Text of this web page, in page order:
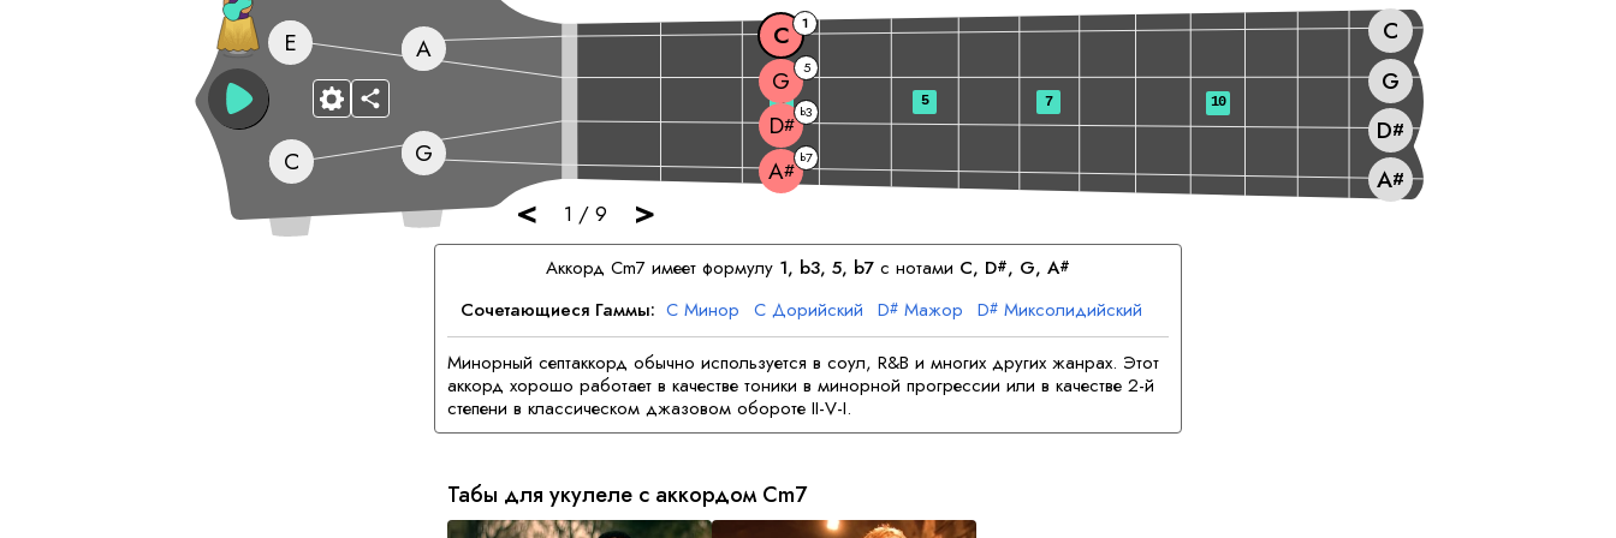
< 1 / 9 >
G
A#
b7
A#
C
D#
b3
D#
E
G
5 G
A C 1 C
3 5 7 10
Аккорд Cm7 имеет формулу 1, b3, 5, b7 с нотами C, D#, G, A#
Сочетающиеся Гаммы: C Минор C Дорийский D# Мажор D# Миксолидийский
G Минор G Фригийский A Мажор A Дорийский
Минорный септаккорд обычно используется в соул, R&B и многих других жанрах. Этот
аккорд хорошо работает в качестве тоники в минорной прогрессии или в качестве 2-й
степени в классическом джазовом обороте II-V-I.
Табы для укулеле с аккордомCm7